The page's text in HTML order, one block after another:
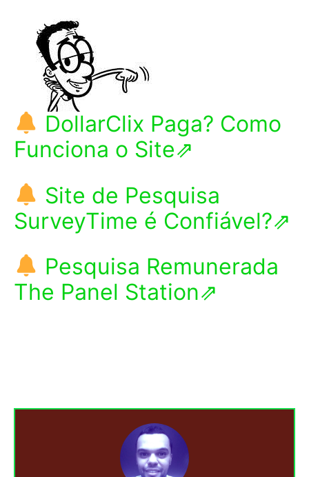
DollarClix Paga? Como
Funciona o Site⇗
Site de Pesquisa
SurveyTime é Confiável?⇗
Pesquisa Remunerada
The Panel Station⇗